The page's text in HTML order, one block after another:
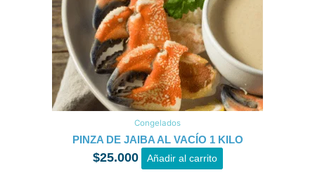
Congelados
PINZA DE JAIBA AL VACÍO 1 KILO
$25.000 Añadir al carrito